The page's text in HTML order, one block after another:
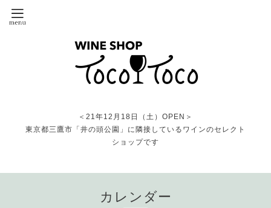
＜21年12月18日（土）OPEN＞
東京都三鷹市「井の頭公園」に隣接しているワインのセレクト
ショップです
カレンダー